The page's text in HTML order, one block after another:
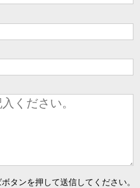
タンを押して送信してください。